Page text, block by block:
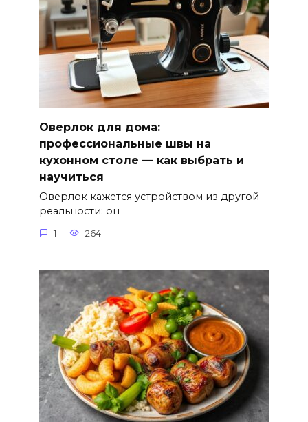
Оверлок для дома:
профессиональные швы на
кухонном столе — как выбрать и
научиться
Оверлок кажется устройством из другой
реальности: он
1 264